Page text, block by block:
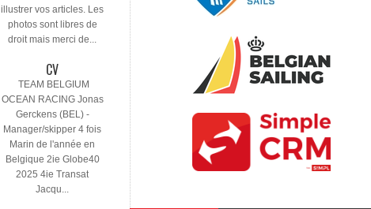
illustrer vos articles. Les
photos sont libres de
droit mais merci de...
CV
TEAM BELGIUM
OCEAN RACING Jonas
Gerckens (BEL) -
Manager/skipper 4 fois
Marin de l'année en
Belgique 2ie Globe40
2025 4ie Transat
Jacqu...